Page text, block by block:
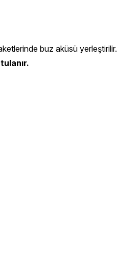
buz aküsü yerleştirilir.